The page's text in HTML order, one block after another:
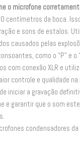
o microfone
centímetros da boca.
e sons de estalos.
causados pelas
como o “P” e o
com conexão XLR e
controle e qualidade na
iniciar a gravação
e garantir que o som
condensadores